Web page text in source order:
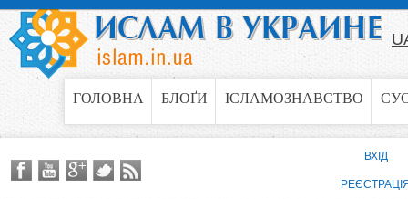
Jump to navigation
ГОЛОВНА БЛОҐИ ІСЛАМОЗНАВСТВО
ВХІД